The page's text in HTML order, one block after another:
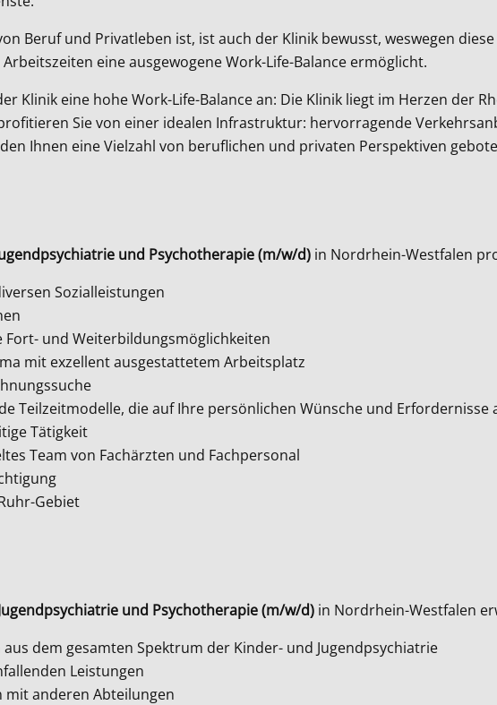
Beruf und Privatleben ist, ist auch der Klinik bewusst, weswegen
eine ausgewogene Work-Life-Balance ermöglicht.
Klinik eine hohe Work-Life-Balance an: Die Klinik liegt im Herzen der
Sie von einer idealen Infrastruktur: hervorragende
Ihnen eine Vielzahl von beruflichen und privaten Perspektiven
und Psychotherapie (m/w/d) in Nordrhein-Westfalen
Sozialleistungen
und Weiterbildungsmöglichkeiten
mit exzellent ausgestattetem Arbeitsplatz
Teilzeitmodelle, die auf Ihre persönlichen Wünsche und Erfordernisse
Tätigkeit
Team von Fachärzten und Fachpersonal
Gebiet
und Psychotherapie (m/w/d) in Nordrhein-Westfalen
dem gesamten Spektrum der Kinder- und Jugendpsychiatrie
Leistungen
anderen Abteilungen